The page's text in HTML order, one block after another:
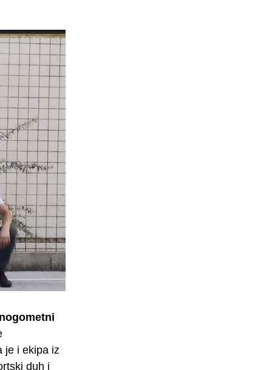
je i ekipa iz
duh i